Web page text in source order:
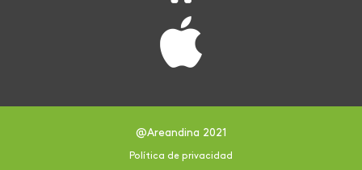
@Areandina 2021
Política de privacidad